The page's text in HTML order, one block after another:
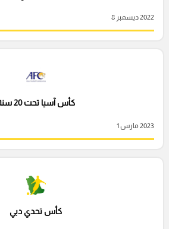
2022 ديسمبر 8
كأس آسيا تحت 20 سنة
2023 مارس 1
كأس تحدي دبي